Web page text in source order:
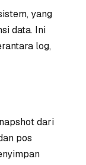
yang
data. Ini
log,
dari
pos